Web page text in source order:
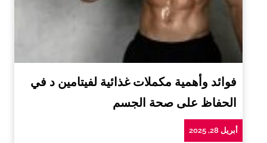
فوائد وأهمية مكملات غذائية لفيتامين د في
الحفاظ على صحة الجسم
أبريل 28, 2025